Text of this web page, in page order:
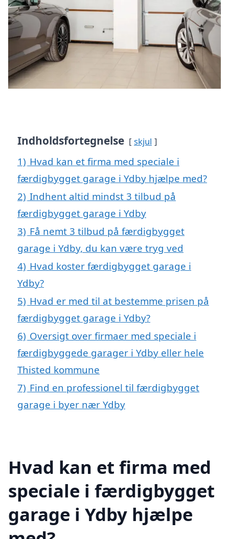
Indholdsfortegnelse skjul
1) Hvad kan et firma med speciale i
færdigbygget garage i Ydby hjælpe med?
2) Indhent altid mindst 3 tilbud på
færdigbygget garage i Ydby
3) Få nemt 3 tilbud på færdigbygget
garage i Ydby, du kan være tryg ved
4) Hvad koster færdigbygget garage i
Ydby?
5) Hvad er med til at bestemme prisen på
færdigbygget garage i Ydby?
6) Oversigt over firmaer med speciale i
færdigbyggede garager i Ydby eller hele
Thisted kommune
7) Find en professionel til færdigbygget
garage i byer nær Ydby
Hvad kan et firma med
speciale i færdigbygget
garage i Ydby hjælpe